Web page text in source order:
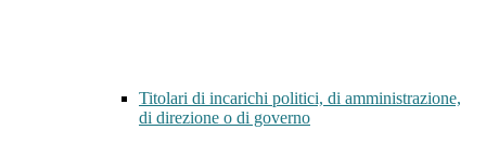
Titolari di incarichi politici, di amministrazione,
di direzione o di governo